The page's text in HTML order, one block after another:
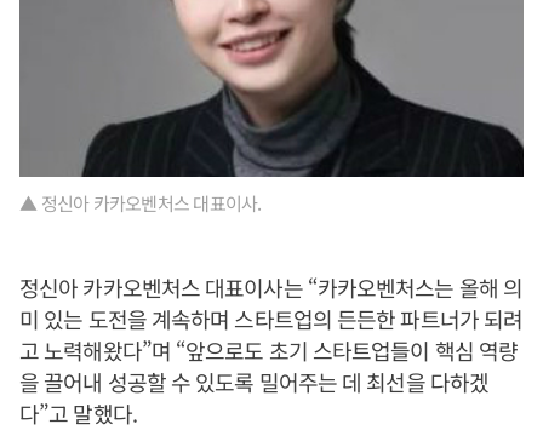
▲ 정신아 카카오벤처스 대표이사.
정신아 카카오벤처스 대표이사는 “카카오벤처스는 올해 의
미 있는 도전을 계속하며 스타트업의 든든한 파트너가 되려
고 노력해왔다”며 “앞으로도 초기 스타트업들이 핵심 역량
을 끌어내 성공할 수 있도록 밀어주는 데 최선을 다하겠
다”고 말했다.